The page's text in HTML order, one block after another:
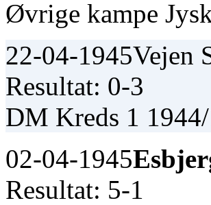
Øvrige kampe
22-04-1945Vejen
Resultat: 0-3
DM Kreds 1
02-04-1945
Resultat: 5-1